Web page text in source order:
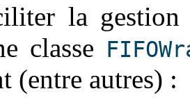
la gestion
classe
(entre autres) :